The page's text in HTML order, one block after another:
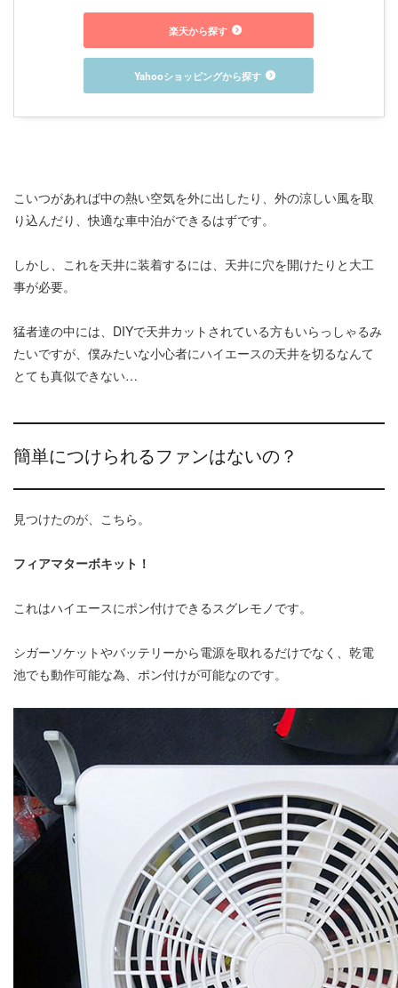
楽天から探す
Yahooショッピングから探す
こいつがあれば中の熱い空気を外に出したり、外の涼しい風を取
り込んだり、快適な車中泊ができるはずです。
しかし、これを天井に装着するには、天井に穴を開けたりと大工
事が必要。
猛者達の中には、DIYで天井カットされている方もいらっしゃるみ
たいですが、僕みたいな小心者にハイエースの天井を切るなんて
とても真似できない…
簡単につけられるファンはないの？
見つけたのが、こちら。
フィアマターボキット！
これはハイエースにポン付けできるスグレモノです。
シガーソケットやバッテリーから電源を取れるだけでなく、乾電
池でも動作可能な為、ポン付けが可能なのです。